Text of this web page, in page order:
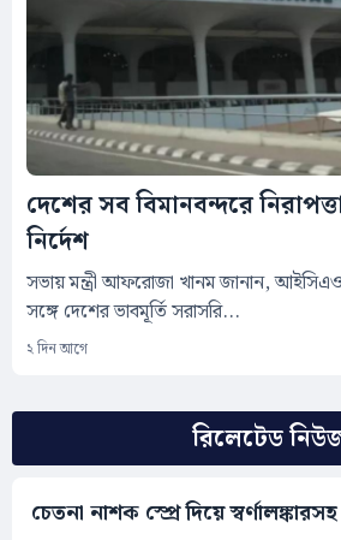
রিলেটেড
চেতনা নাশক স্প্রে দিয়ে
দেশের সব বিমানবন্দরে
নির্দেশ
সভায় মন্ত্রী আফরোজা খানম জানান,
সঙ্গে দেশের ভাবমূর্তি সরাসরি...
২ দিন আগে